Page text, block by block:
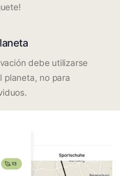
debe utilizarse
planeta, no para